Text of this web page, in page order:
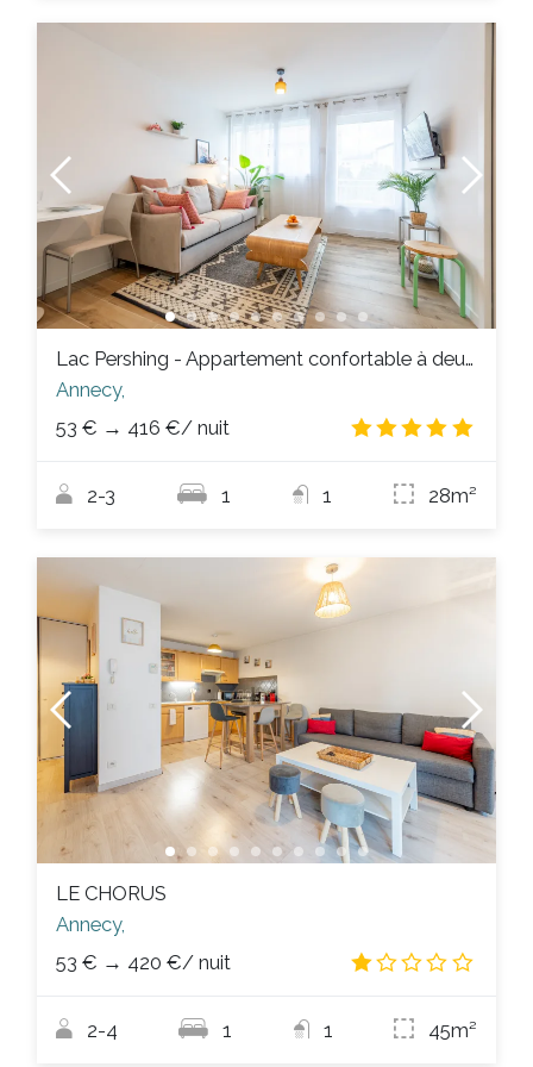
Lac Pershing - Appartement confortable à deux pas du lac
Annecy,
53 € → 416 €/ nuit
2-3 1 1 28m²
LE CHORUS
Annecy,
53 € → 420 €/ nuit
2-4 1 1 45m²